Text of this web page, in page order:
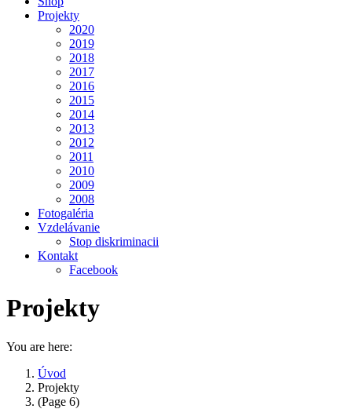
Projekty
2020
2019
2018
2017
2016
2015
2014
2013
2012
2011
2010
2009
2008
Fotogaléria
Vzdelávanie
Stop diskriminacii
Kontakt
Facebook
Projekty
You are here:
Úvod
Projekty
(Page 6)